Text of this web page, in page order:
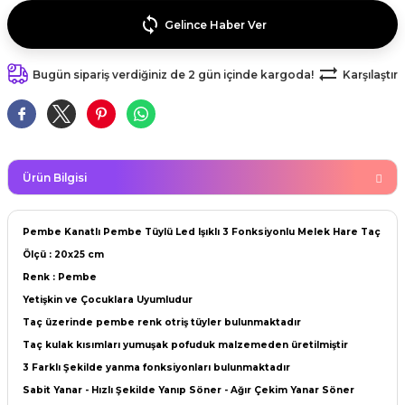
Veda Parti Malzemeleri
Süsleri (Halloween)
Günü
dişim
Maskeleri
modelleri (süslü
Malzemeleri
Taş Baskı Ürünleri
Ürünleri
Gelince Haber Ver
Bugün sipariş verdiğiniz de 2 gün içinde kargoda! Karşılaştır
Ürün Bilgisi
Pembe Kanatlı Pembe Tüylü Led Işıklı 3 Fonksiyonlu Melek Hare Taç
Ölçü : 20x25 cm
Renk : Pembe
Yetişkin ve Çocuklara Uyumludur
Taç üzerinde pembe renk otriş tüyler bulunmaktadır
Taç kulak kısımları yumuşak pofuduk malzemeden üretilmiştir
3 Farklı Şekilde yanma fonksiyonları bulunmaktadır
Sabit Yanar - Hızlı Şekilde Yanıp Söner - Ağır Çekim Yanar Söner